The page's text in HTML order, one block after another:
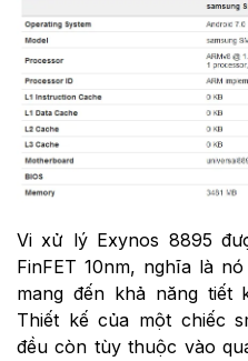
Vi xử lý Exynos 8895
FinFET 10nm, nghĩa là
mang đến khả năng tiết
Thiết kế của một chiếc
đều còn tùy thuộc vào